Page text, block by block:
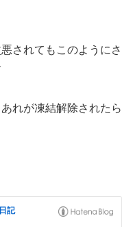
されてもこのようにさ
れが凍結解除されたら